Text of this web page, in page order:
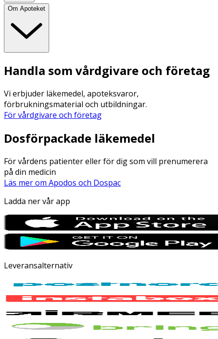
Om Apoteket
Handla som vårdgivare och företag
Vi erbjuder läkemedel, apoteksvaror,
förbrukningsmaterial och utbildningar.
För vårdgivare och företag
Dosförpackade läkemedel
För vårdens patienter eller för dig som vill prenumerera
på din medicin
Läs mer om Apodos och Dospac
Ladda ner vår app
Leveransalternativ